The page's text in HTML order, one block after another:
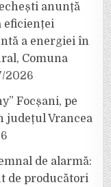
anunță
eficienței
a energiei în
Comuna
2026
Focșani, pe
județul Vrancea
de alarmă:
de producători